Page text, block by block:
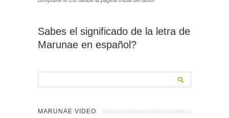
Sabes el significado de la letra de
Marunae en español?
MARUNAE VIDEO